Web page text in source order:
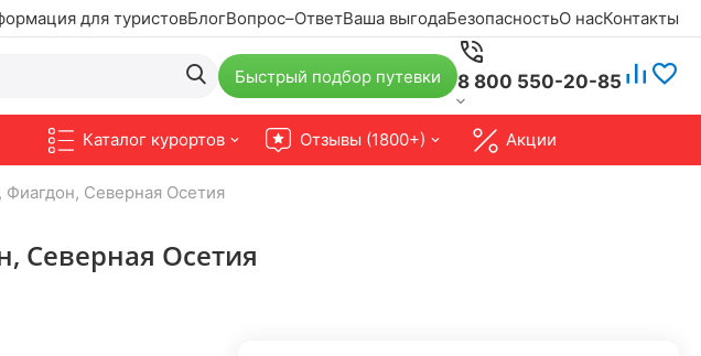
для туристовБлогВопрос–ОтветВаша выгодаБезопасностьО насКонтакты
Быстрый подбор путевки 8 800 550-20-85
Каталог курортов Отзывы (1800+) Акции
Северная Осетия
Северная Осетия